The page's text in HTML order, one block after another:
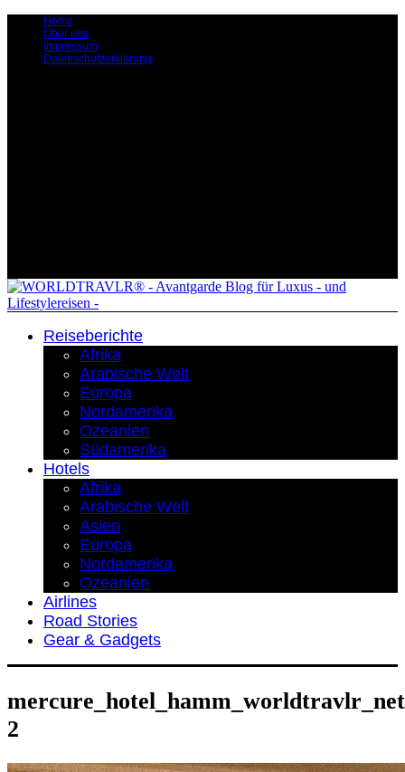
Home
Über uns
Impressum
Datenschutzerklärung
Reiseberichte
Afrika
Arabische Welt
Europa
Nordamerika
Ozeanien
Südamerika
Hotels
Afrika
Arabische Welt
Asien
Europa
Nordamerika
Ozeanien
Airlines
Road Stories
Gear & Gadgets
2